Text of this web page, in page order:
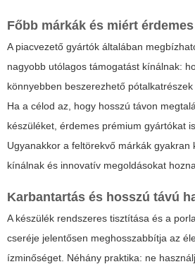
Főbb márkák és miért
A piacvezető gyártók általában
nagyobb utólagos támogatást kínálnak:
könnyebben beszerezhető
Ha a célod az, hogy hosszú távon
készüléket, érdemes prémium gyártókat
Ugyanakkor a feltörekvő márkák gyakran
kínálnak és innovatív megoldásokat
Karbantartás és hosszú távú
A készülék rendszeres tisztítása és a
cseréje jelentősen meghosszabbítja az
ízminőséget. Néhány praktika: ne